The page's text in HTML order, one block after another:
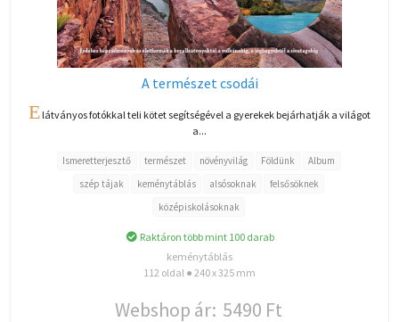
A természet csodái
E látványos fotókkal teli kötet segítségével a gyerekek bejárhatják a világot
a...
Ismeretterjesztő természet növényvilág Földünk
Album
szép tájak
keménytáblás alsósoknak
felsősöknek
középiskolásoknak
Raktáron több mint 100 darab
keménytáblás
112 oldal ● 240 x 325 mm
Webshop ár: 5490 Ft